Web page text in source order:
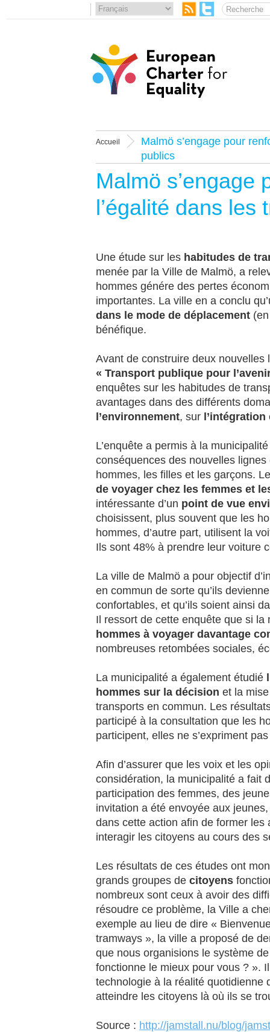
Accueil
Malmö s’engage pour
publics
Malmö s’engage
l’égalité dans les
Une étude sur les habitudes de
menée par la Ville de Malmö, a
hommes génére des pertes
importantes. La ville en a conclu
dans le mode de déplacement
bénéfique.
Avant de construire deux nouvelles
« Transport publique pour
enquêtes sur les habitudes de
avantages dans des différents
l’environnement, sur l’intégration
L’enquête a permis à la
conséquences des nouvelles
hommes, les filles et les garçons.
de voyager chez les femmes et
intéressante d’un point de vue
choisissent, plus souvent que les
hommes, d’autre part, utilisent la
Ils sont 48% à prendre leur voiture
La ville de Malmö a pour objectif
en commun de sorte qu’ils
confortables, et qu’ils soient ainsi
Il ressort de cette enquête que si
hommes à voyager davantage
nombreuses retombées sociales,
La municipalité a également étudié
hommes sur la décision et la
transports en commun. Les
participé à la consultation que les
participent, elles ne s’expriment
Afin d’assurer que les voix et les
considération, la municipalité a fait
participation des femmes, des
invitation a été envoyée aux
dans cette action afin de former
interagir les citoyens au cours des
Les résultats de ces études ont
grands groupes de citoyens
nombreux sont ceux à avoir des
résoudre ce problème, la Ville a
exemple au lieu de dire «
tramways », la ville a proposé de
que nous organisions le système
fonctionne le mieux pour vous ? ».
technologie à la réalité quotidienne
atteindre les citoyens là où ils se
Source : http://jamstall.nu/blog/